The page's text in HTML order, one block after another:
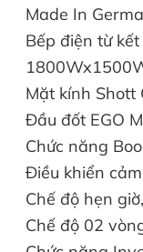
Made In
Bếp điện từ
Mặt kính Shott
Đầu đốt EGO
Chức năng
Điều khiển
Chế độ hẹn
Chế độ 02